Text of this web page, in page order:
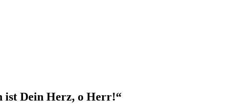
ist Dein Herz, o Herr!“